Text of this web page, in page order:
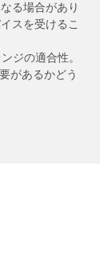
る場合があり
スを受けるこ
ジの適合性。
があるかどう